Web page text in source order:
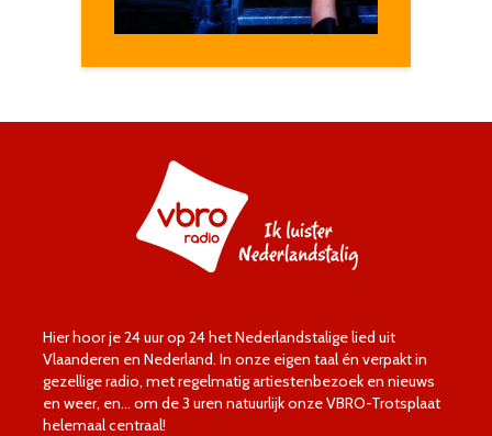
Hier hoor je 24 uur op 24 het Nederlandstalige lied uit
Vlaanderen en Nederland. In onze eigen taal én verpakt in
gezellige radio, met regelmatig artiestenbezoek en nieuws
en weer, en… om de 3 uren natuurlijk onze VBRO-Trotsplaat
helemaal centraal!